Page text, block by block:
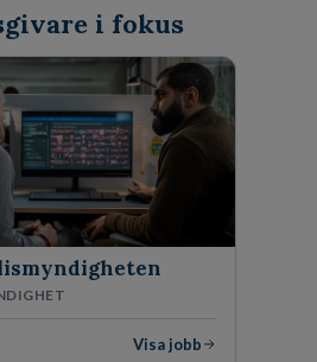
i fokus
Visa jobb